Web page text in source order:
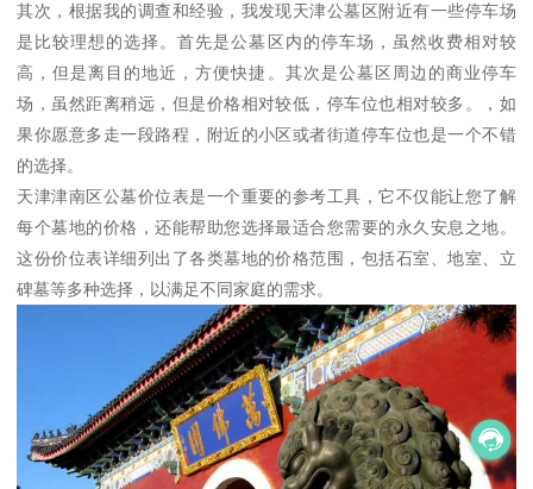
其次，根据我的调查和经验，我发现天津公墓区附近有一些停车场
是比较理想的选择。首先是公墓区内的停车场，虽然收费相对较
高，但是离目的地近，方便快捷。其次是公墓区周边的商业停车
场，虽然距离稍远，但是价格相对较低，停车位也相对较多。，如
果你愿意多走一段路程，附近的小区或者街道停车位也是一个不错
的选择。
天津津南区公墓价位表是一个重要的参考工具，它不仅能让您了解
每个墓地的价格，还能帮助您选择最适合您需要的永久安息之地。
这份价位表详细列出了各类墓地的价格范围，包括石室、地室、立
碑墓等多种选择，以满足不同家庭的需求。